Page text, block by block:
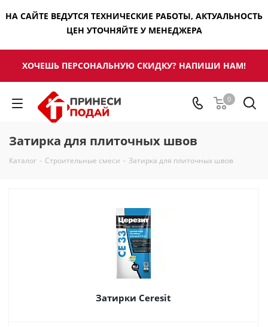
НА САЙТЕ ВЕДУТСЯ ТЕХНИЧЕСКИЕ РАБОТЫ, АКТУАЛЬНОСТЬ
ЦЕН УТОЧНЯЙТЕ У МЕНЕДЖЕРА
ХОЧЕШЬ ПЕРСОНАЛЬНУЮ СКИДКУ? НАПИШИ НАМ!
0
Затирка для плиточных швов
Каталог - Строительные смеси - Затирка для плиточных швов
Затирки Ceresit